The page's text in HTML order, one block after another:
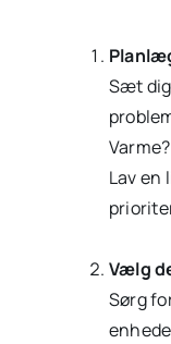
Sæt
Lav en
Vælg
Sørg